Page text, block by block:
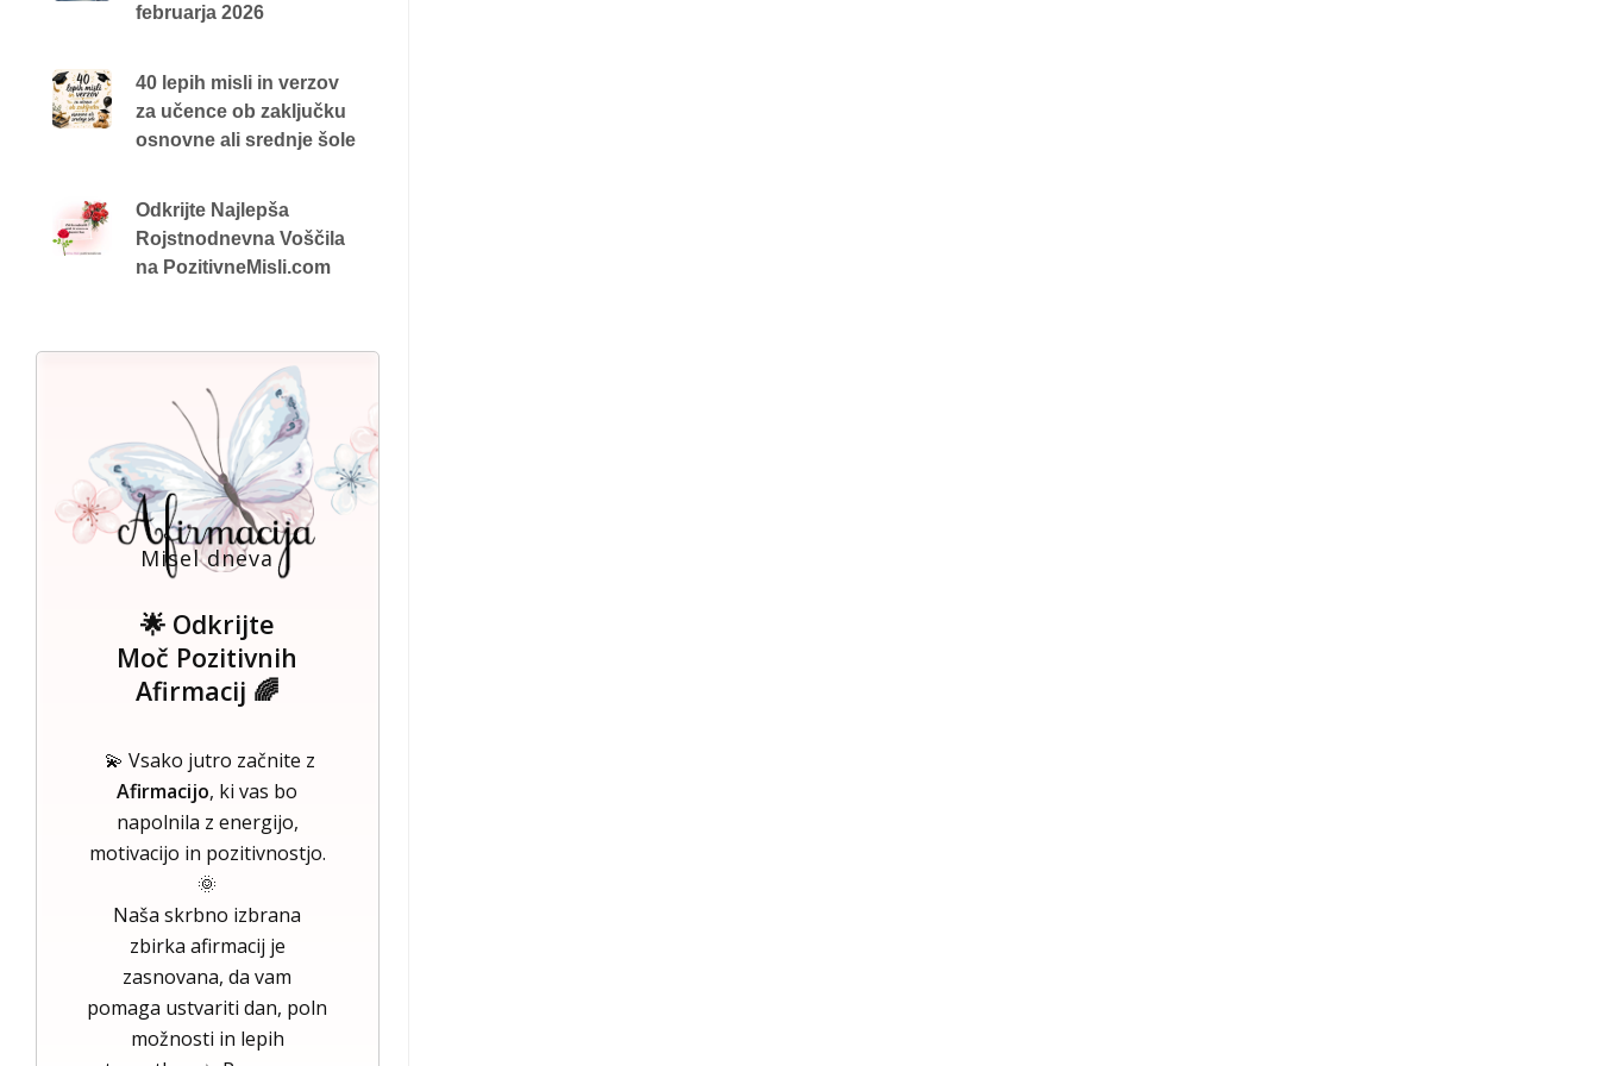
februarja 2026
40 lepih misli in verzov
za učence ob zaključku
osnovne ali srednje šole
Odkrijte Najlepša
Rojstnodnevna Voščila
na PozitivneMisli.com
Misel dneva
🌟 Odkrijte
Moč Pozitivnih
Afirmacij 🌈
💫 Vsako jutro začnite z
Afirmacijo, ki vas bo
napolnila z energijo,
motivacijo in pozitivnostjo.
🌞
Naša skrbno izbrana
zbirka afirmacij je
zasnovana, da vam
pomaga ustvariti dan, poln
možnosti in lepih